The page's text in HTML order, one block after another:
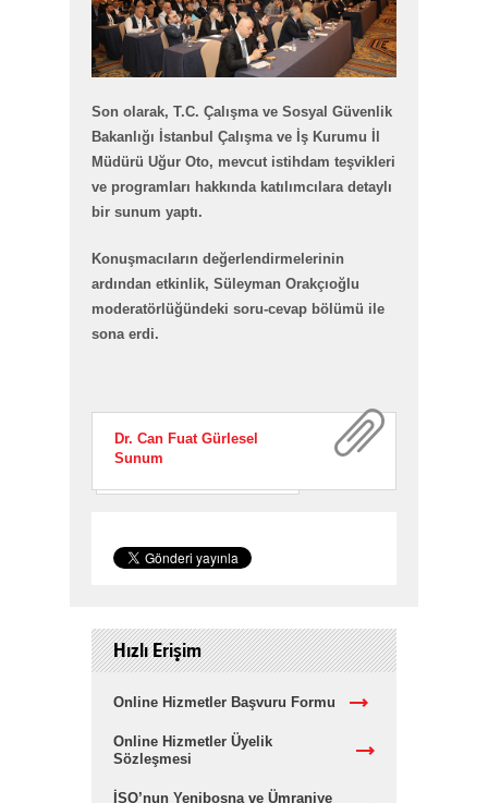
Son olarak, T.C. Çalışma ve Sosyal Güvenlik
Bakanlığı İstanbul Çalışma ve İş Kurumu İl
Müdürü Uğur Oto, mevcut istihdam teşvikleri
ve programları hakkında katılımcılara detaylı
bir sunum yaptı.
Konuşmacıların değerlendirmelerinin
ardından etkinlik, Süleyman Orakçıoğlu
moderatörlüğündeki soru-cevap bölümü ile
sona erdi.
Dr. Can Fuat Gürlesel
Sunum
Hızlı Erişim
Online Hizmetler Başvuru Formu
Online Hizmetler Üyelik
Sözleşmesi
İSO’nun Yenibosna ve Ümraniye